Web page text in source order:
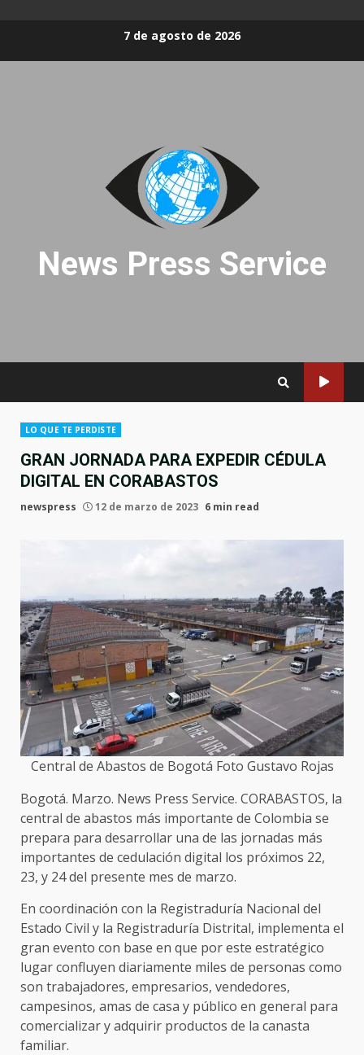
7 de agosto de 2026
News Press Service
LO QUE TE PERDISTE
GRAN JORNADA PARA EXPEDIR CÉDULA
DIGITAL EN CORABASTOS
newspress 12 de marzo de 2023 6 min read
Central de Abastos de Bogotá Foto Gustavo Rojas
Bogotá. Marzo. News Press Service. CORABASTOS, la
central de abastos más importante de Colombia se
prepara para desarrollar una de las jornadas más
importantes de cedulación digital los próximos 22,
23, y 24 del presente mes de marzo.
En coordinación con la Registraduría Nacional del
Estado Civil y la Registraduría Distrital, implementa el
gran evento con base en que por este estratégico
lugar confluyen diariamente miles de personas como
son trabajadores, empresarios, vendedores,
campesinos, amas de casa y público en general para
comercializar y adquirir productos de la canasta
familiar.